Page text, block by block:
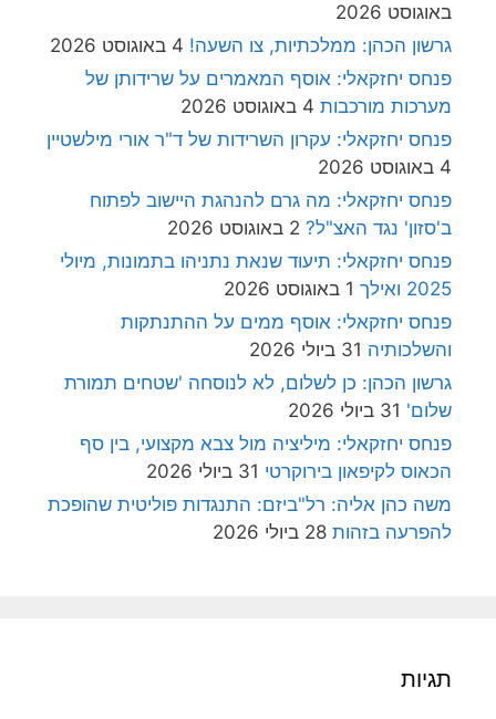
באוגוסט 2026
גרשון הכהן: ממלכתיות, צו השעה! 4 באוגוסט 2026
פנחס יחזקאלי: אוסף המאמרים על שרידותן של
מערכות מורכבות 4 באוגוסט 2026
פנחס יחזקאלי: עקרון השרידות של ד"ר אורי מילשטיין
4 באוגוסט 2026
פנחס יחזקאלי: מה גרם להנהגת היישוב לפתוח
ב'סזון' נגד האצ"ל? 2 באוגוסט 2026
פנחס יחזקאלי: תיעוד שנאת נתניהו בתמונות, מיולי
2025 ואילך
1 באוגוסט 2026
פנחס יחזקאלי: אוסף ממים על ההתנתקות
והשלכותיה 31 ביולי 2026
גרשון הכהן: כן לשלום, לא לנוסחה 'שטחים תמורת
שלום' 31 ביולי 2026
פנחס יחזקאלי: מיליציה מול צבא מקצועי, בין סף
הכאוס לקיפאון בירוקרטי 31 ביולי 2026
משה כהן אליה: רל"ביזם: התנגדות פוליטית שהופכת
להפרעה בזהות 28 ביולי 2026
תגיות